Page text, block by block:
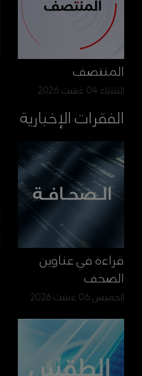
المنتصف
الثلاثاء 04 غشت 2026
الفقرات الإخبارية
قراءة في عناوين
الصحف
الخميس 06 غشت 2026